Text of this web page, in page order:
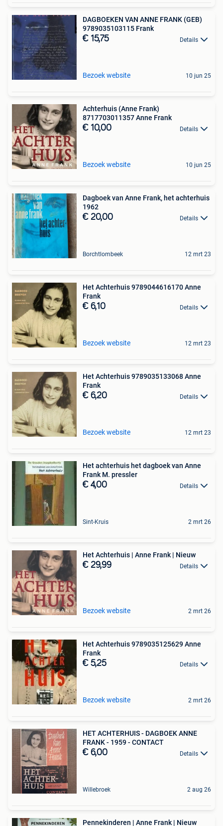
DAGBOEKEN VAN ANNE FRANK (GEB)
9789035103115 Frank
€ 15,75 Details
Bezoek website 10 jun 25
Achterhuis (Anne Frank)
8717703011357 Anne Frank
€ 10,00 Details
Bezoek website 10 jun 25
Dagboek van Anne Frank, het achterhuis
1962
€ 20,00 Details
Borchtlombeek 12 mrt 23
Het Achterhuis 9789044616170 Anne
Frank
€ 6,10 Details
Bezoek website 12 mrt 23
Het Achterhuis 9789035133068 Anne
Frank
€ 6,20 Details
Bezoek website 12 mrt 23
Het achterhuis het dagboek van Anne
Frank M. pressler
€ 4,00 Details
Sint-Kruis 2 mrt 26
Het Achterhuis | Anne Frank | Nieuw
€ 29,99 Details
Bezoek website 2 mrt 26
Het Achterhuis 9789035125629 Anne
Frank
€ 5,25 Details
Bezoek website 2 mrt 26
HET ACHTERHUIS - DAGBOEK ANNE
FRANK - 1959 - CONTACT
€ 6,00 Details
Willebroek 2 aug 26
Pennekinderen | Anne Frank | Nieuw